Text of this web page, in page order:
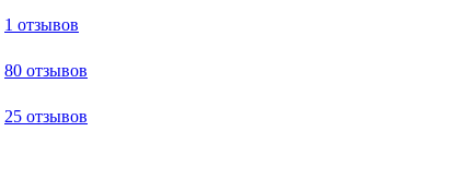
1 отзывов
80 отзывов
25 отзывов